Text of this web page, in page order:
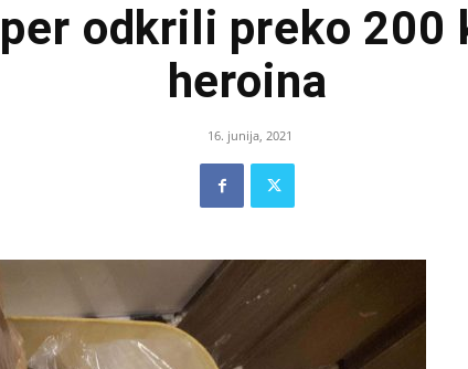
odkrili preko 200
heroina
16. junija, 2021